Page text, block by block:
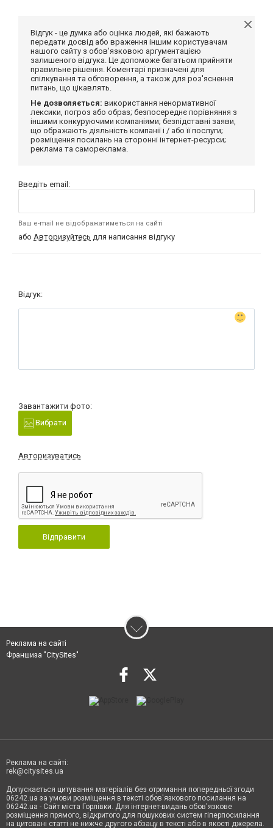
Відгук - це думка або оцінка людей, які бажають
передати досвід або враження іншим користувачам
нашого сайту з обов'язковою аргументацією
залишеного відгука. Це допоможе багатьом прийняти
правильне рішення. Коментарі призначені для
спілкування та обговорення, а також для роз'яснення
питань, що цікавлять.
Не дозволяється: використання ненормативної
лексики, погроз або образ; безпосереднє порівняння з
іншими конкуруючими компаніями; безпідставні заяви,
що ображають діяльність компанії і / або її послуги;
розміщення посилань на сторонні інтернет-ресурси;
реклама та самореклама.
Введіть email:
Ваш e-mail не відображатиметься на сайті
або Авторизуйтесь для написання відгуку
Відгук:
Завантажити фото:
Вибрати
Авторизуватись
Відправити
Реклама на сайті
Франшиза "CitySites"
Реклама на сайті:
rek@citysites.ua
Допускається цитування матеріалів без отримання попередньої згоди
06242.ua за умови розміщення в тексті обов'язкового посилання на
06242.ua - Сайт міста Горлівки. Для інтернет-видань обов'язкове
розміщення прямого, відкритого для пошукових систем гіперпосилання
на цитовані статті не нижче другого абзацу в тексті або в якості джерела.